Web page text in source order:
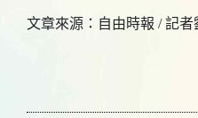
文章來源： 自由時報 / 記